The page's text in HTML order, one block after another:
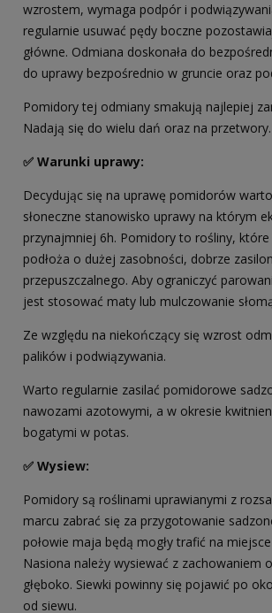
wzrostem, wymaga podpór i
regularnie usuwać pędy boczne
główne. Odmiana doskonała do
do uprawy bezpośrednio w gruncie oraz
Pomidory tej odmiany smakują najlepiej
Nadają się do wielu dań oraz na przetwory.
✅ Warunki uprawy:
Decydując się na uprawę pomidorów
słoneczne stanowisko uprawy na którym
przynajmniej 6h. Pomidory to rośliny,
podłoża o dużej zasobności, dobrze
przepuszczalnego. Aby ograniczyć
jest stosować maty lub mulczowanie
Ze względu na niekończący się wzrost
palików i podwiązywania.
Warto regularnie zasilać pomidorowe
nawozami azotowymi, a w okresie
bogatymi w potas.
✅ Wysiew:
Pomidory są roślinami uprawianymi z
marcu zabrać się za przygotowanie
połowie maja będą mogły trafić na
Nasiona należy wysiewać z zachowaniem
głęboko. Siewki powinny się pojawić po
od siewu.